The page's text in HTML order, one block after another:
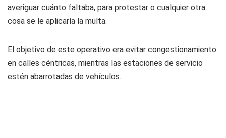
averiguar cuánto faltaba, para protestar o cualquier otra
cosa se le aplicaría la multa.
El objetivo de este operativo era evitar congestionamiento
en calles céntricas, mientras las estaciones de servicio
estén abarrotadas de vehículos.